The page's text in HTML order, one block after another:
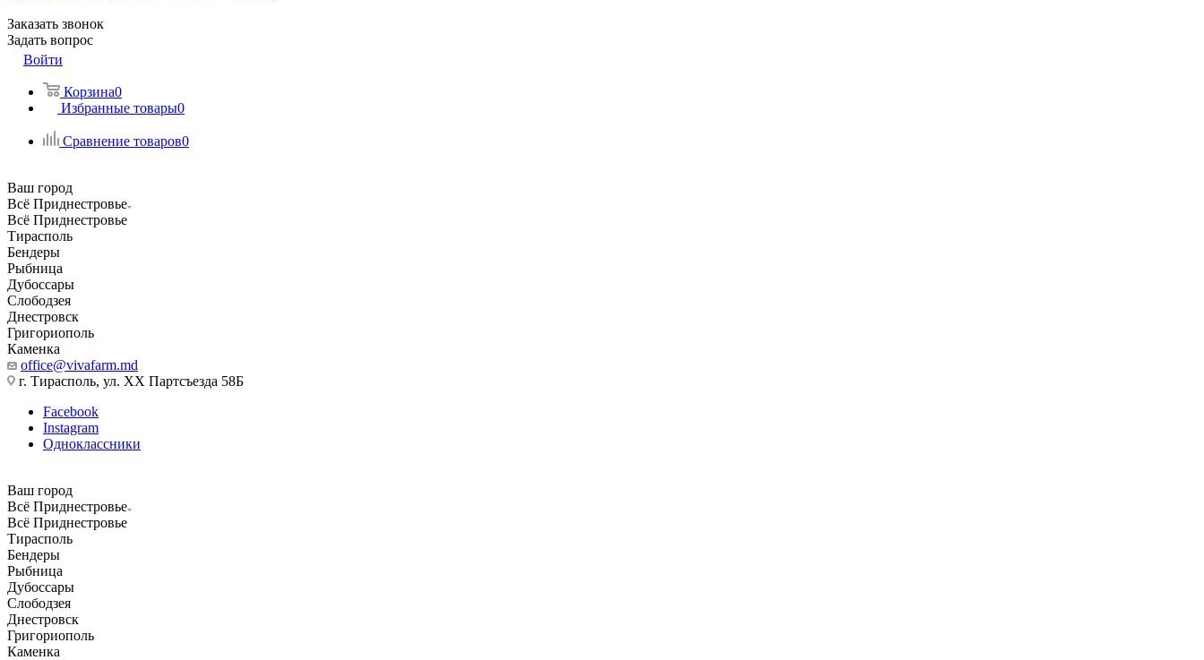
Заказать звонок
Задать вопрос
Войти
Корзина0
Избранные товары0
Сравнение товаров0
Ваш город
Всё Приднестровье
Всё Приднестровье
Тирасполь
Бендеры
Рыбница
Дубоссары
Слободзея
Днестровск
Григориополь
Каменка
office@vivafarm.md
г. Тирасполь, ул. ХХ Партсъезда 58Б
Facebook
Instagram
Одноклассники
Ваш город
Всё Приднестровье
Всё Приднестровье
Тирасполь
Бендеры
Рыбница
Дубоссары
Слободзея
Днестровск
Григориополь
Каменка